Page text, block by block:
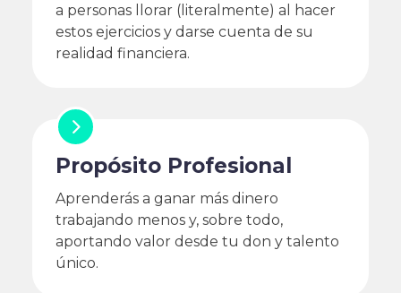
a personas llorar (literalmente) al hacer
estos ejercicios y darse cuenta de su
realidad financiera.
Propósito Profesional
Aprenderás a ganar más dinero
trabajando menos y, sobre todo,
aportando valor desde tu don y talento
único.